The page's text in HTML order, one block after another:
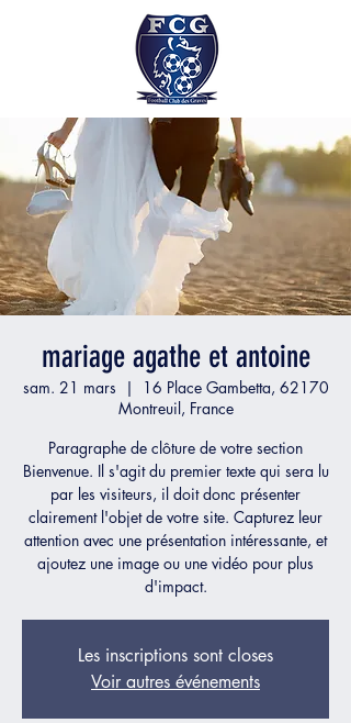
mariage agathe et antoine
sam. 21 mars
  |
16 Place Gambetta, 62170
Montreuil, France
Paragraphe de clôture de votre section
Bienvenue. Il s'agit du premier texte qui sera lu
par les visiteurs, il doit donc présenter
clairement l'objet de votre site. Capturez leur
attention avec une présentation intéressante, et
ajoutez une image ou une vidéo pour plus
d'impact.
Les inscriptions sont closes
Voir autres événements